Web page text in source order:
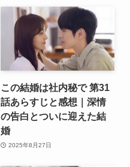
この結婚は社内秘で 第31
話あらすじと感想｜深情
の告白とついに迎えた結
婚
2025年8月27日